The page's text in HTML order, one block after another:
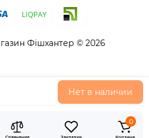
0
Нет в наличии
Фішхантер © 2026